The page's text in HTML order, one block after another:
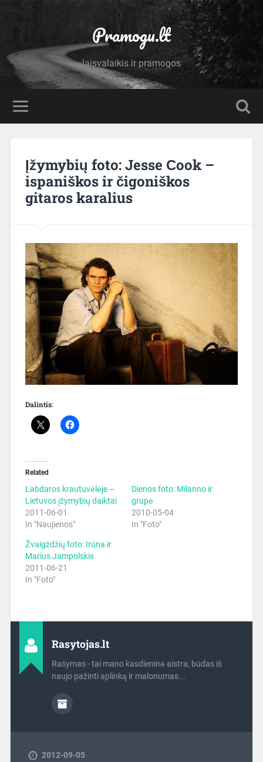
Pramogu.lt
laisvalaikis ir pramogos
Įžymybių foto: Jesse Сook –
ispaniškos ir čigoniškos
gitaros karalius
Dalintis:
Related
Labdaros krautuvėlėje –
Lietuvos įžymybių daiktai
2011-06-01
In "Naujienos"
Dienos foto: Milanno ir
grupė
2010-05-04
In "Foto"
Žvaigždžių foto: Irūna ir
Marius Jampolskis
2011-06-21
In "Foto"
Rasytojas.lt
Rašymas - tai mano kasdieninė aistra, būdas iš
naujo pažinti aplinką ir malonumas...
2012-09-05